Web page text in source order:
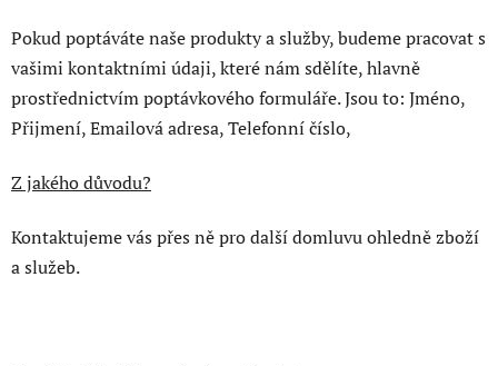
Pokud poptáváte naše produkty a služby, budeme pracovat s
vašimi kontaktními údaji, které nám sdělíte, hlavně
prostřednictvím poptávkového formuláře. Jsou to: Jméno,
Přijmení, Emailová adresa, Telefonní číslo,
Z jakého důvodu?
Kontaktujeme vás přes ně pro další domluvu ohledně zboží
a služeb.